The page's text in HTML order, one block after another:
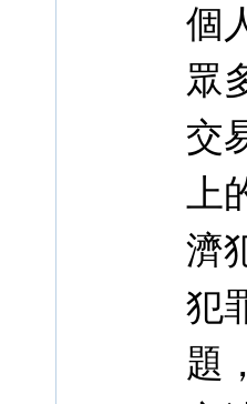
個
眾
交
濟
犯
題